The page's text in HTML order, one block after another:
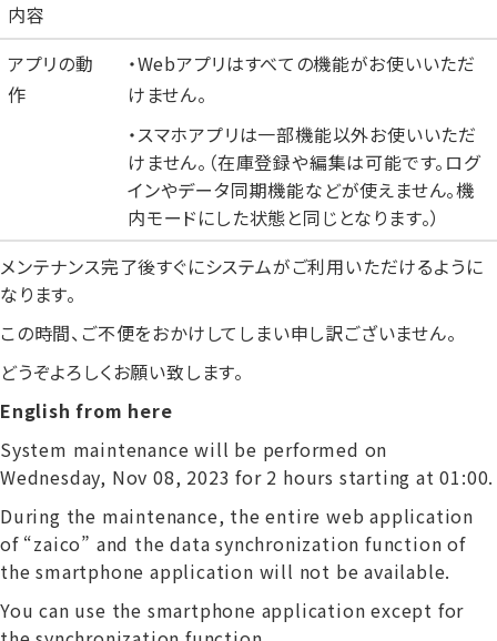
内容
アプリの動
作
・Webアプリはすべての機能がお使いいただ
けません。
・スマホアプリは一部機能以外お使いいただ
けません。（在庫登録や編集は可能です。ログ
インやデータ同期機能などが使えません。機
内モードにした状態と同じとなります。）
メンテナンス完了後すぐにシステムがご利用いただけるように
なります。
この時間、ご不便をおかけしてしまい申し訳ございません。
どうぞよろしくお願い致します。
English from here
System maintenance will be performed on
Wednesday, Nov 08, 2023 for 2 hours starting at 01:00.
During the maintenance, the entire web application
of “zaico” and the data synchronization function of
the smartphone application will not be available.
You can use the smartphone application except for